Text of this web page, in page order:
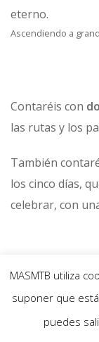
Ascendiendo a
Contaréis con
las rutas y los
También
los cinco días,
celebrar, con
Nuestros guías os
MASMTB utiliza
suponer que
puedes